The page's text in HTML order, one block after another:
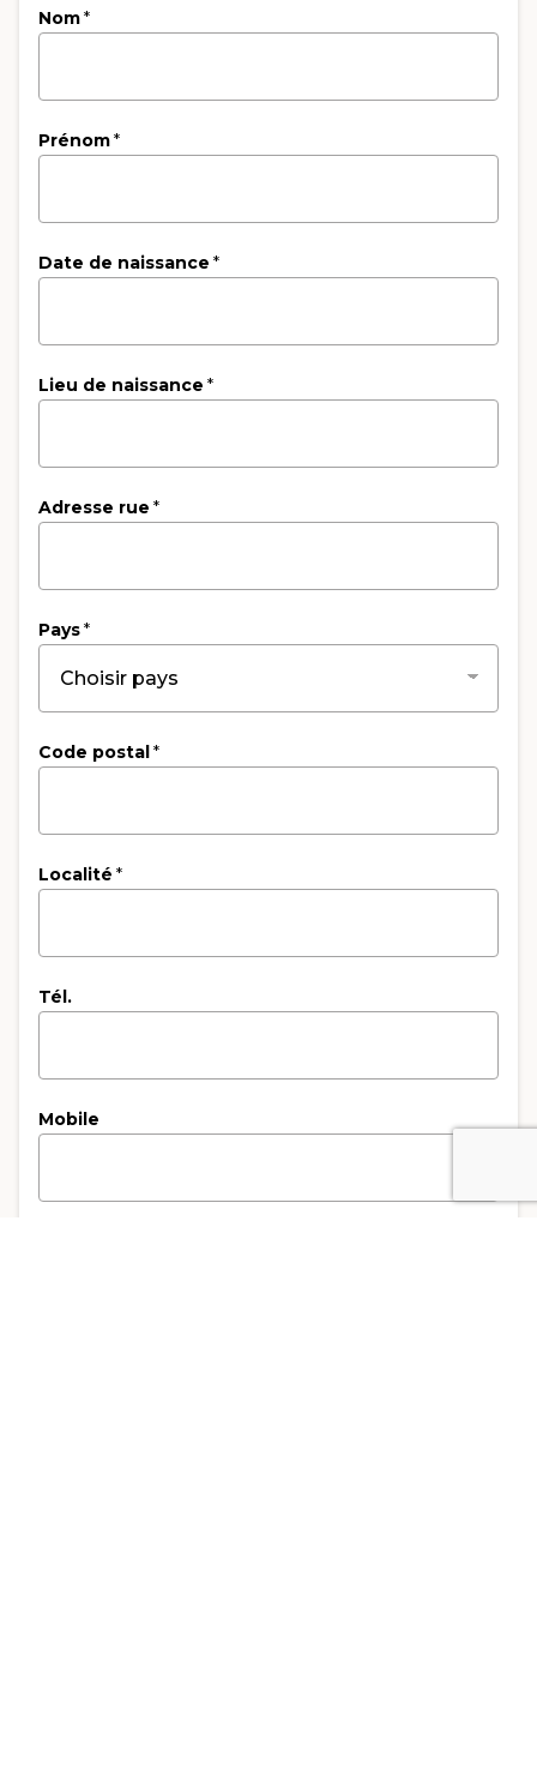
Nom*
Prénom*
Date de naissance *
Lieu de naissance *
Adresse rue *
Pays*
Code postal *
Localité *
Tél.
Mobile